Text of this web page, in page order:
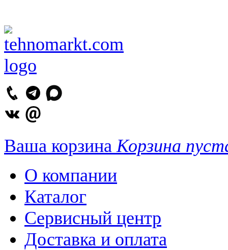
Ваша корзина Корзина
О компании
Каталог
Сервисный центр
Доставка и оплата